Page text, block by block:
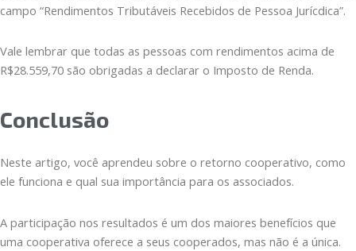
campo “Rendimentos Tributáveis Recebidos de Pessoa Jurícdica”.
Vale lembrar que todas as pessoas com rendimentos acima de
R$28.559,70 são obrigadas a declarar o Imposto de Renda.
Conclusão
Neste artigo, você aprendeu sobre o retorno cooperativo, como
ele funciona e qual sua importância para os associados.
A participação nos resultados é um dos maiores benefícios que
uma cooperativa oferece a seus cooperados, mas não é a única.